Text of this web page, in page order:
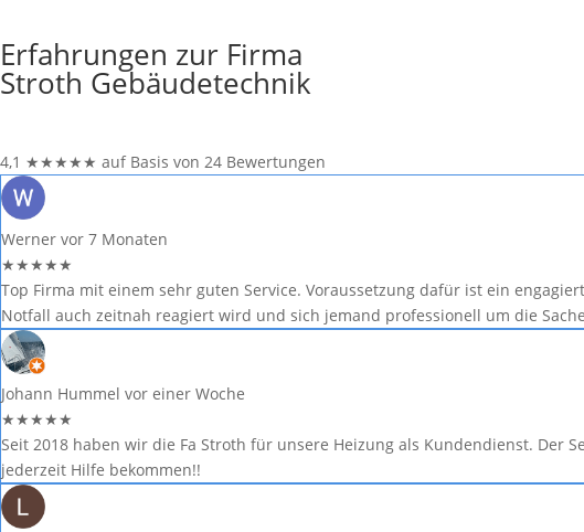
Erfahrungen zur Firma
Stroth Gebäudetechnik
4,1 ★★★★★ auf Basis von 24 Bewertungen
Werner vor 7 Monaten
★★★★★
Top Firma mit einem sehr guten Service. Voraussetzung dafür ist ein
Notfall auch zeitnah reagiert wird und sich jemand professionell um die
Johann Hummel vor einer Woche
★★★★★
Seit 2018 haben wir die Fa Stroth für unsere Heizung als Kundendienst.
jederzeit Hilfe bekommen!!